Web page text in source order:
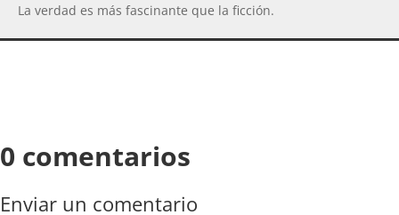
La verdad es más fascinante que la ficción.
0 comentarios
Enviar un comentario